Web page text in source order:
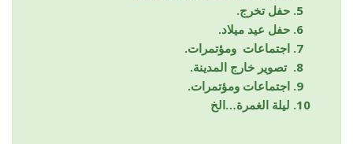
حفل تخرج.
حفل عيد ميلاد.
اجتماعات ومؤتمرات.
تصوير خارج المدينة.
اجتماعات ومؤتمرات.
ليلة الغمرة…الخ